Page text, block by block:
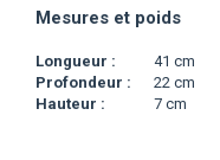
Mesures et poids
Longueur :
41 cm
Profondeur :
22 cm
Hauteur :
7 cm